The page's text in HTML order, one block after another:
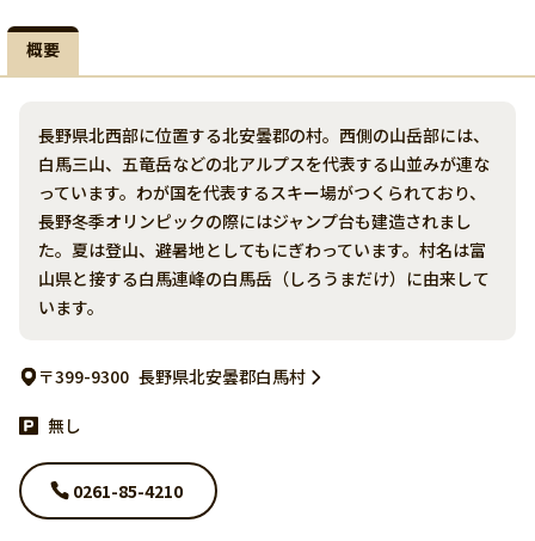
概要
長野県北西部に位置する北安曇郡の村。西側の山岳部には、
白馬三山、五竜岳などの北アルプスを代表する山並みが連な
っています。わが国を代表するスキー場がつくられており、
長野冬季オリンピックの際にはジャンプ台も建造されまし
た。夏は登山、避暑地としてもにぎわっています。村名は富
山県と接する白馬連峰の白馬岳（しろうまだけ）に由来して
います。
〒399-9300 長野県北安曇郡白馬村
無し
0261-85-4210